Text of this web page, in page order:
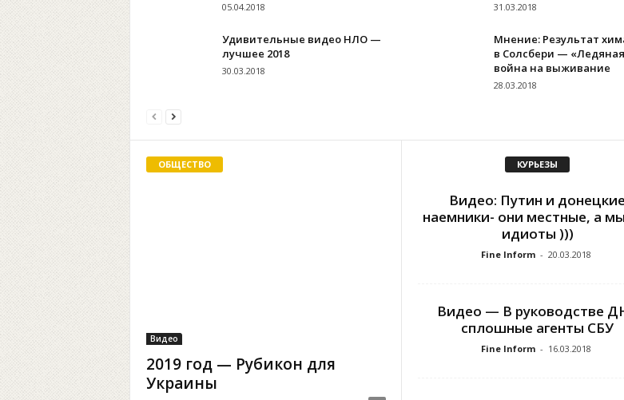
05.04.2018 31.03.2018
Удивительные видео НЛО —
лучшее 2018
30.03.2018
Мнение: Результат
в Солсбери —
война на выживание
28.03.2018
ОБЩЕСТВО
Видео
2019 год — Рубикон для
Украины
КУРЬЕЗЫ
Видео: Путин и донецкие
наемники- они местные, а
идиоты )))
Fine Inform - 20.03.2018
Видео — В руководстве
сплошные агенты СБУ
Fine Inform - 16.03.2018